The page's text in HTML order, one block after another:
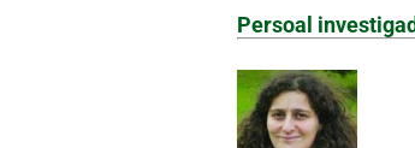
Persoal